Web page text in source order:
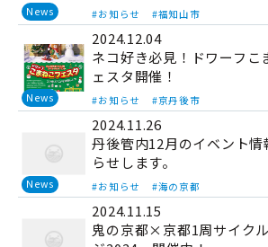
News #お知らせ #福知山市
2024.12.04
News
ネコ好き必見！ドワーフこ
ェスタ開催！
#お知らせ #京丹後市
2024.11.26
News
丹後管内12月のイベント情
らせします。
#お知らせ #海の京都
2024.11.15
鬼の京都×京都1周サイク